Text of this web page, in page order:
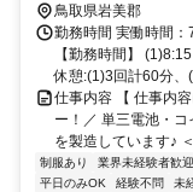
鳥取県岩美郡
勤務時間 実働時間
【勤務時間】
休憩:(1)3回計60分、
仕事内容 【 仕事内
ー！／ 単三電池・
を製造しています♪
制服あり 業界未経験者歓迎
平日のみOK
経験不問 未